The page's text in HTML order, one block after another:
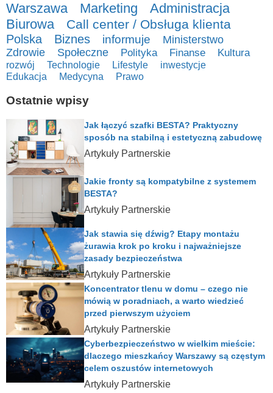
Warszawa Marketing
Administracja
Biurowa
Call center / Obsługa klienta
Polska Biznes informuje Ministerstwo
Zdrowie Społeczne Polityka Finanse Kultura
rozwój Technologie Lifestyle
inwestycje
Edukacja
Medycyna Prawo
Ostatnie wpisy
Artykuły Partnerskie
Jak łączyć szafki BESTA? Praktyczny
sposób na stabilną i estetyczną zabudowę
Artykuły Partnerskie
Jakie fronty są kompatybilne z systemem
BESTA?
Artykuły Partnerskie
Jak stawia się dźwig? Etapy montażu
żurawia krok po kroku i najważniejsze
zasady bezpieczeństwa
Artykuły Partnerskie
Koncentrator tlenu w domu – czego nie
mówią w poradniach, a warto wiedzieć
przed pierwszym użyciem
Artykuły Partnerskie
Cyberbezpieczeństwo w wielkim mieście:
dlaczego mieszkańcy Warszawy są częstym
celem oszustów internetowych